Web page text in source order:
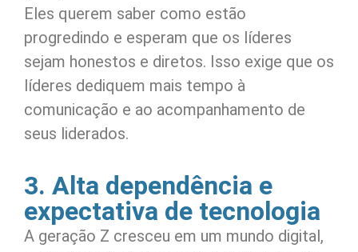
Eles querem saber como estão
progredindo e esperam que os líderes
sejam honestos e diretos. Isso exige que os
líderes dediquem mais tempo à
comunicação e ao acompanhamento de
seus liderados.
3. Alta dependência e
expectativa de tecnologia
A geração Z cresceu em um mundo digital,